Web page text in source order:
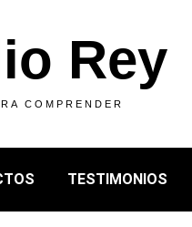
Rey
COMPRENDER
TESTIMONIOS